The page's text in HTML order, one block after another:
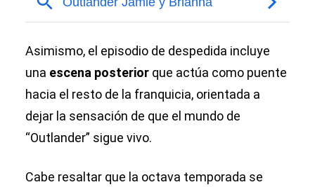
Asimismo, el episodio de despedida incluye
una escena posterior que actúa como puente
hacia el resto de la franquicia, orientada a
dejar la sensación de que el mundo de
“Outlander” sigue vivo.
Cabe resaltar que la octava temporada se